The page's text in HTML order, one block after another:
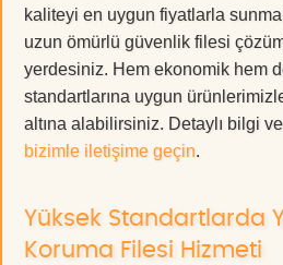
kaliteyi en uygun fiyatlarla
uzun ömürlü güvenlik filesi
yerdesiniz. Hem ekonomik hem
standartlarına uygun
altına alabilirsiniz. Detaylı bilgi
bizimle iletişime geçin.
Yüksek Standartlarda
Koruma Filesi Hizmeti